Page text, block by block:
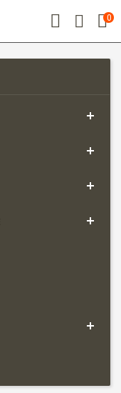
0